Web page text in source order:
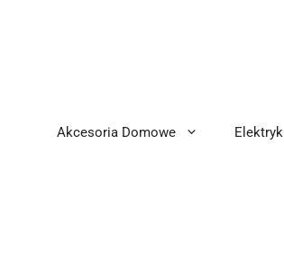
Akcesoria Domowe Elektryk